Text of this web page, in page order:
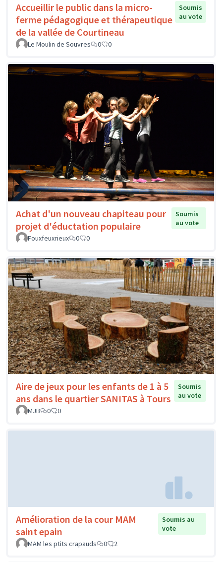
Accueillir le public dans la micro-
ferme pédagogique et thérapeutique
de la vallée de Courtineau
Soumis
au vote
Le Moulin de Souvres 0 0
Achat d'un nouveau chapiteau pour
projet d'éductation populaire
Soumis
au vote
Fouxfeuxrieux
0 0
Aire de jeux pour les enfants de 1 à 5
ans dans le quartier SANITAS à Tours
Soumis
au vote
MJB
0 0
Amélioration de la cour MAM
saint epain
Soumis au
vote
MAM les ptits crapauds
0 2